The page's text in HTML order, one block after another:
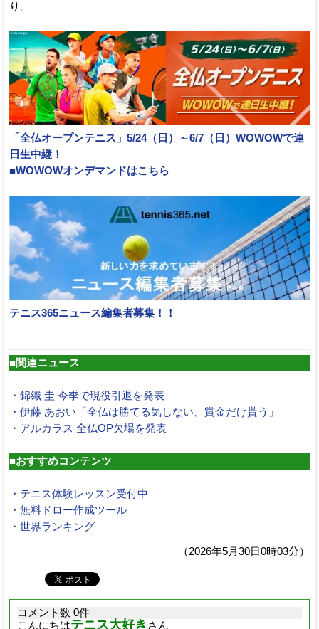
り。
「全仏オープンテニス」5/24（日）～6/7（日）WOWOWで連
日生中継！
■WOWOWオンデマンドはこちら
テニス365ニュース編集者募集！！
■関連ニュース
・錦織 圭 今季で現役引退を発表
・伊藤 あおい「全仏は勝てる気しない、賞金だけ貰う」
・アルカラス 全仏OP欠場を発表
■おすすめコンテンツ
・テニス体験レッスン受付中
・無料ドロー作成ツール
・世界ランキング
（2026年5月30日0時03分）
コメント数 0件
こんにちはテニス大好き さん